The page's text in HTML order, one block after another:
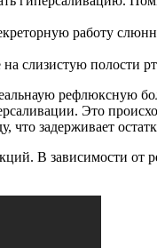
работу
слизистую
рефлюксную
Это
задерживает
В зависимости